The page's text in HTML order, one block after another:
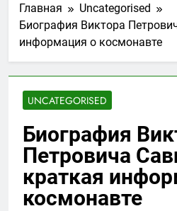
Главная
Uncategorised
Биография Виктора
информация о космонавте
UNCATEGORISED
Биография
Петровича
краткая
космонавте